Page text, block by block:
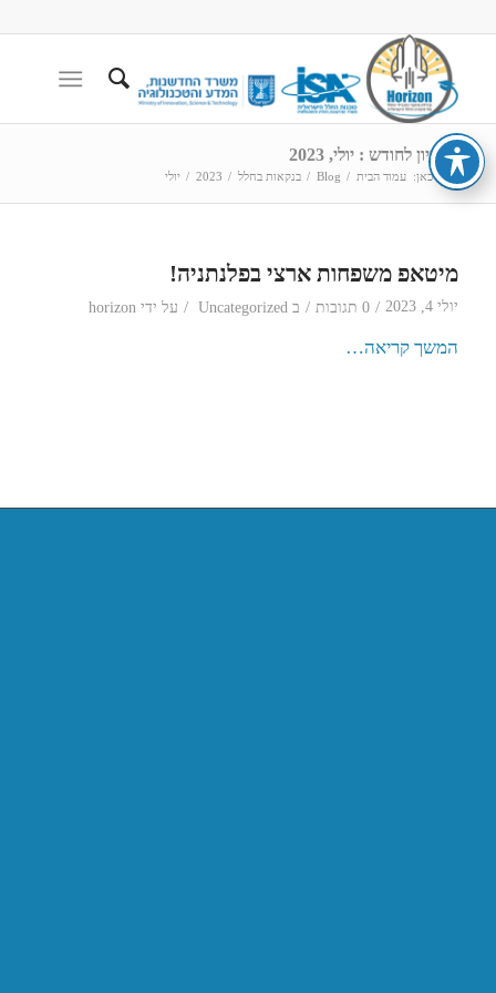
ארכיון לחודש : יולי, 2023
הנך כאן: עמוד הבית /
Blog
/ בנקאות בחלל /
2023
/ יולי
מיטאפ משפחות ארצי בפלנתניה!
יולי 4, 2023 / 0 תגובות / ב Uncategorized
/ על ידי horizon
המשך קריאה…